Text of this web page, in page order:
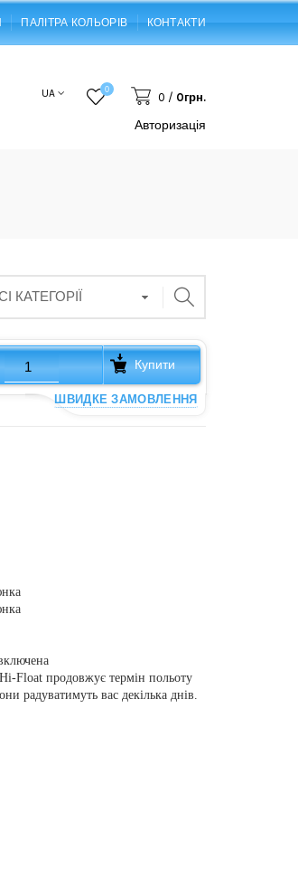
ПАЛІТРА КОЛЬОРІВ КОНТАКТИ
UA 0
0 / 0грн.
Авторизація
Купити
ШВИДКЕ ЗАМОВЛЕННЯ
Float продовжує термін польоту
радуватимуть вас декілька днів.